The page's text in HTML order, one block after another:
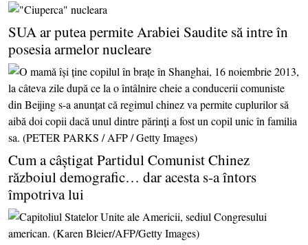
SUA ar putea permite Arabiei Saudite să intre în
posesia armelor nucleare
Cum a câştigat Partidul Comunist Chinez
războiul demografic… dar acesta s-a întors
împotriva lui